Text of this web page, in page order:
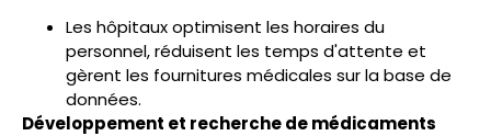
Les hôpitaux optimisent les horaires du
personnel, réduisent les temps d'attente et
gèrent les fournitures médicales sur la base de
données.
Développement et recherche de médicaments